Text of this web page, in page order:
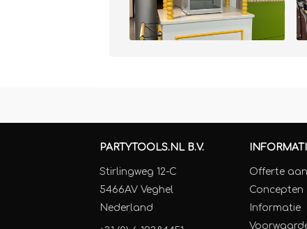
PARTYTOOLS.NL B.V.
Stirlingweg 12-C
5466AV Veghel
Nederland
Offerte
Concepten
Informatie